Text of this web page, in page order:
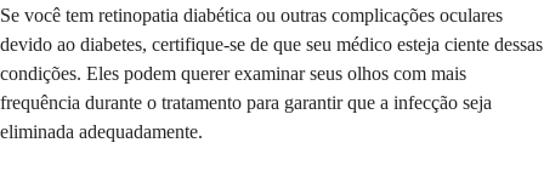
Se você tem retinopatia diabética ou outras complicações oculares
devido ao diabetes, certifique-se de que seu médico esteja ciente dessas
condições. Eles podem querer examinar seus olhos com mais
frequência durante o tratamento para garantir que a infecção seja
eliminada adequadamente.